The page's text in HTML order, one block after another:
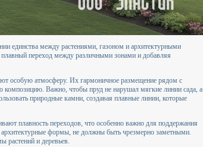
единства между растениями, газоном и архитектурными
переход между различными зонами и добавляя
особую атмосферу. Их гармоничное размещение рядом с
композицию. Важно, чтобы пруд не нарушал мягкие линии сада, а
природные камни, создавая плавные линии, которые
плавность переходов, что особенно важно для поддержания
формы, не должны быть чрезмерно заметными.
и деревьев.